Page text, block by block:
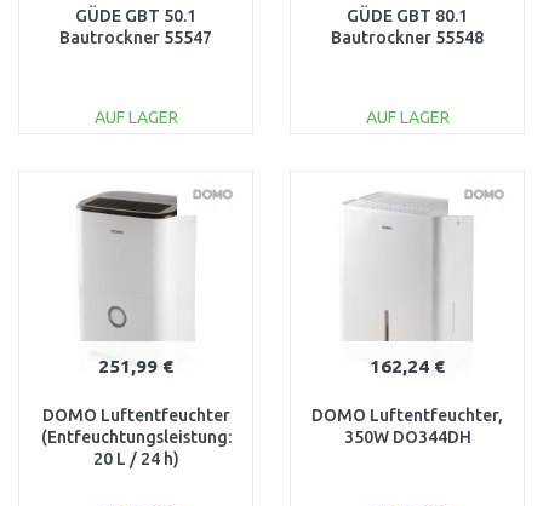
GÜDE GBT 50.1
Bautrockner 55547
AUF LAGER
Vergleichen
GÜDE GBT 80.1
Bautrockner 55548
AUF LAGER
Vergleichen
251,99 €
DOMO Luftentfeuchter
(Entfeuchtungsleistung:
20 L / 24 h)
162,24 €
DOMO Luftentfeuchter,
350W DO344DH